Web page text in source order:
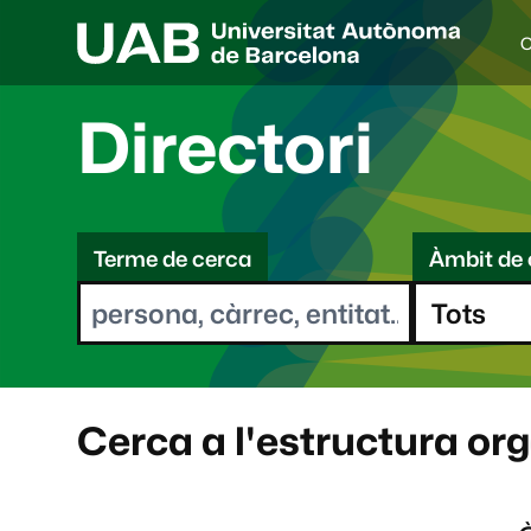
I
d
i
a
e
l
e
o
t
Directori
C
eTerme de cerca Àmbit de
Cerca a l'estructura